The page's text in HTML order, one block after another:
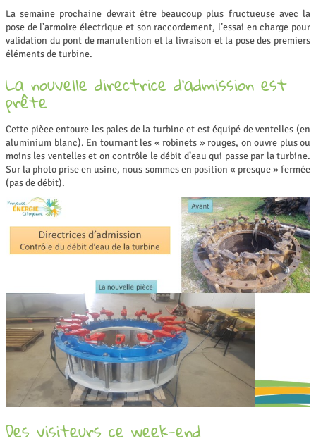
La semaine prochaine devrait être beaucoup plus fructueuse avec la
pose de l’armoire électrique et son raccordement, l’essai en charge pour
validation du pont de manutention et la livraison et la pose des premiers
éléments de turbine.
La nouvelle directrice d’admission est
prête
Cette pièce entoure les pales de la turbine et est équipé de ventelles (en
aluminium blanc). En tournant les « robinets » rouges, on ouvre plus ou
moins les ventelles et on contrôle le débit d’eau qui passe par la turbine.
Sur la photo prise en usine, nous sommes en position « presque » fermée
(pas de débit).
Des visiteurs ce week-end